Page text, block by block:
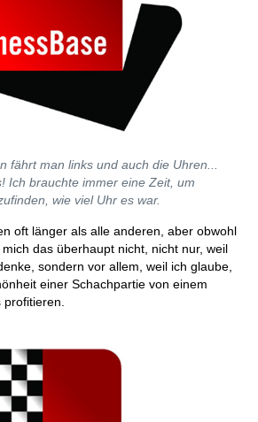
fährt man links und auch die Uhren...
Ich brauchte immer eine Zeit, um
wie viel Uhr es war.
oft länger als alle anderen, aber obwohl
das überhaupt nicht, nicht nur, weil
sondern vor allem, weil ich glaube,
einer Schachpartie von einem